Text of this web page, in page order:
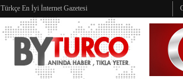
Türkçe En İyi İnternet Gazetesi